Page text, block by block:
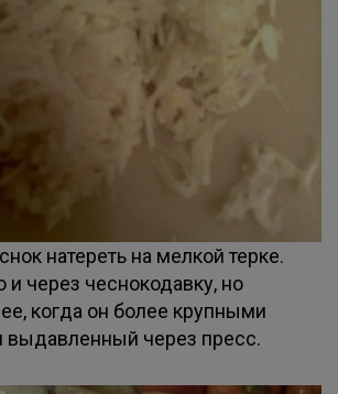
натереть на мелкой терке.
через чеснокодавку, но
когда он более крупными
выдавленный через пресс.